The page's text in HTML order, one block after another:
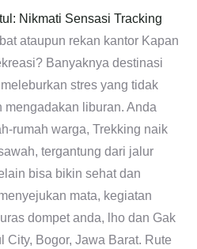
Nikmati Sensasi Tracking
ataupun rekan kantor Kapan
Banyaknya destinasi
stres yang tidak
mengadakan liburan. Anda
rumah warga, Trekking naik
tergantung dari jalur
bisa bikin sehat dan
mata, kegiatan
dompet anda, lho dan Gak
City, Bogor, Jawa Barat. Rute